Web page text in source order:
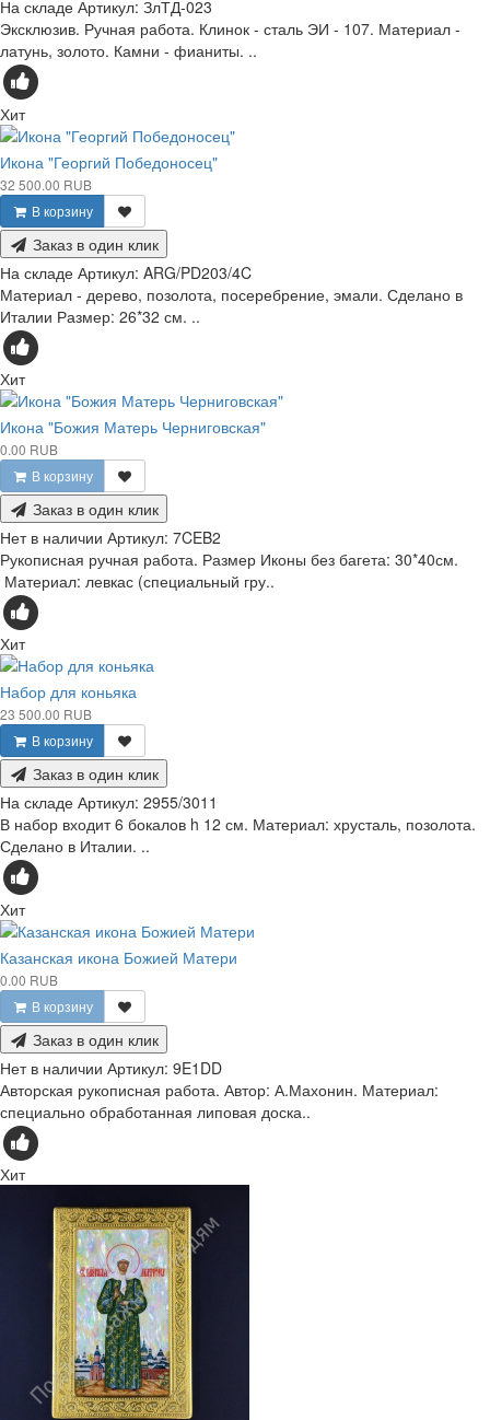
На складе Артикул: ЗлТД-023
Эксклюзив. Ручная работа. Клинок - сталь ЭИ - 107. Материал -
латунь, золото. Камни - фианиты. ..
Хит
Икона "Георгий Победоносец"
32 500.00 RUB
В корзину
Заказ в один клик
На складе Артикул: ARG/PD203/4C
Материал - дерево, позолота, посеребрение, эмали. Сделано в
Италии Размер: 26*32 см. ..
Хит
Икона "Божия Матерь Черниговская"
0.00 RUB
В корзину
Заказ в один клик
Нет в наличии Артикул: 7CEB2
Рукописная ручная работа. Размер Иконы без багета: 30*40см.
Материал: левкас (специальный гру..
Хит
Набор для коньяка
23 500.00 RUB
В корзину
Заказ в один клик
На складе Артикул: 2955/3011
В набор входит 6 бокалов h 12 см. Материал: хрусталь, позолота.
Сделано в Италии. ..
Хит
Казанская икона Божией Матери
0.00 RUB
В корзину
Заказ в один клик
Нет в наличии Артикул: 9E1DD
Авторская рукописная работа. Автор: А.Махонин. Материал:
специально обработанная липовая доска..
Хит